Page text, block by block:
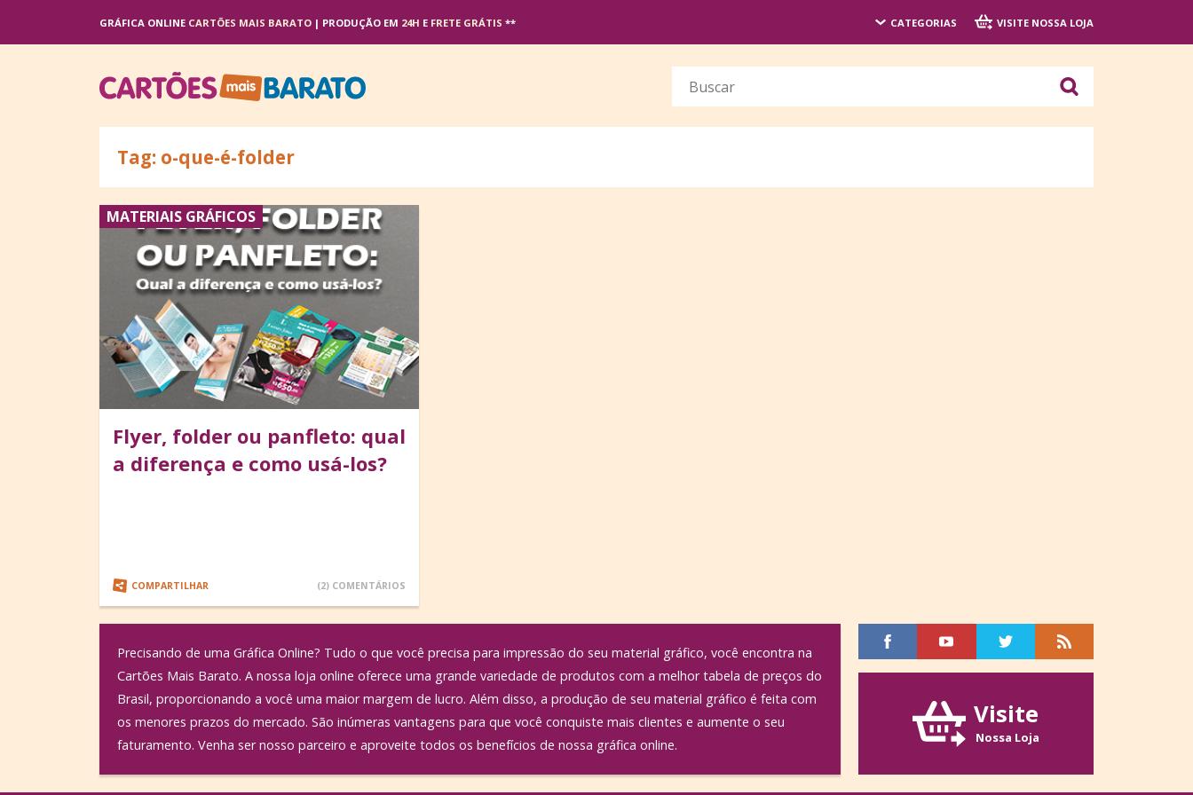
GRÁFICA ONLINE CARTÕES MAIS BARATO | PRODUÇÃO EM 24H E FRETE GRÁTIS ** CATEGORIAS VISITE NOSSA LOJA
Tag: o-que-é-folder
MATERIAIS GRÁFICOS
Flyer, folder ou panfleto: qual
a diferença e como usá-los?
COMPARTILHAR (2) COMENTÁRIOS
Precisando de uma Gráfica Online? Tudo o que você precisa para impressão do seu material gráfico, você encontra na
Cartões Mais Barato. A nossa loja online oferece uma grande variedade de produtos com a melhor tabela de preços do
Brasil, proporcionando a você uma maior margem de lucro. Além disso, a produção de seu material gráfico é feita com
os menores prazos do mercado. São inúmeras vantagens para que você conquiste mais clientes e aumente o seu
faturamento. Venha ser nosso parceiro e aproveite todos os benefícios de nossa gráfica online.
Visite
Nossa Loja